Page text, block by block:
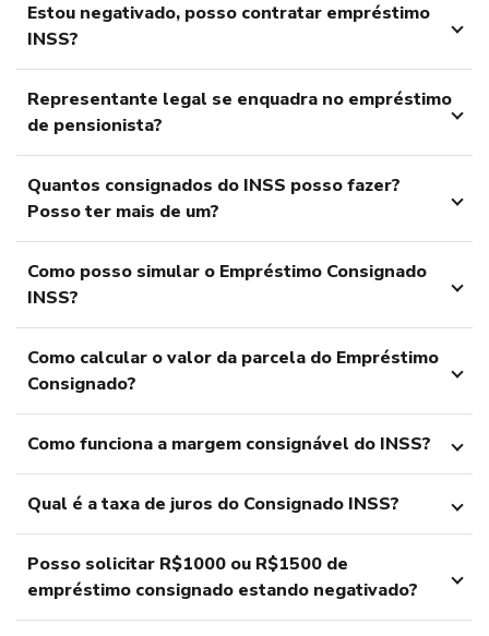
Estou negativado, posso contratar empréstimo
INSS?
Representante legal se enquadra no empréstimo
de pensionista?
Quantos consignados do INSS posso fazer?
Posso ter mais de um?
Como posso simular o Empréstimo Consignado
INSS?
Como calcular o valor da parcela do Empréstimo
Consignado?
Como funciona a margem consignável do INSS?
Qual é a taxa de juros do Consignado INSS?
Posso solicitar R$1000 ou R$1500 de
empréstimo consignado estando negativado?